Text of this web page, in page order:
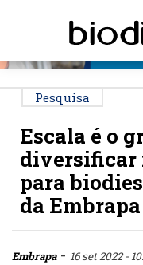
Pesquisa
Escala é o
diversificar
para
da Embrapa
Embrapa- 16 set 2022 -